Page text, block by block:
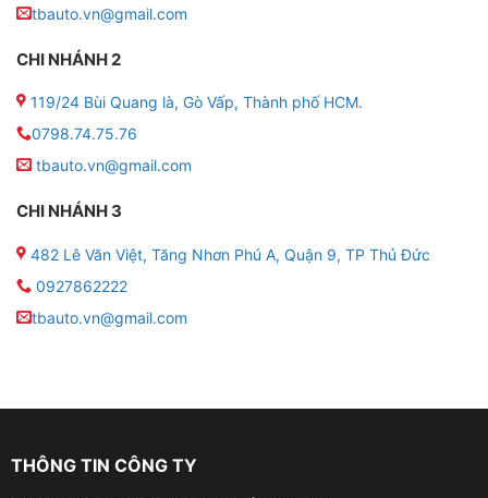
Giới thiệu chung về nước hoa kẹp cửa gió
Nhật Bản cho ô tô
tbauto.vn@gmail.com
CHI NHÁNH 2
119/24 Bùi Quang là, Gò Vấp, Thành phố HCM.
0798.74.75.76
tbauto.vn@gmail.com
CHI NHÁNH 3
482 Lê Văn Việt, Tăng Nhơn Phú A, Quận 9, TP Thủ Đức
0927862222
tbauto.vn@gmail.com
THÔNG TIN CÔNG TY